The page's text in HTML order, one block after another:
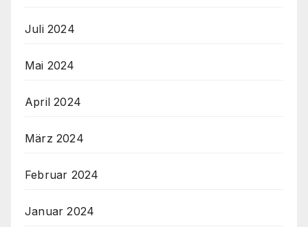
Juli 2024
Mai 2024
April 2024
März 2024
Februar 2024
Januar 2024